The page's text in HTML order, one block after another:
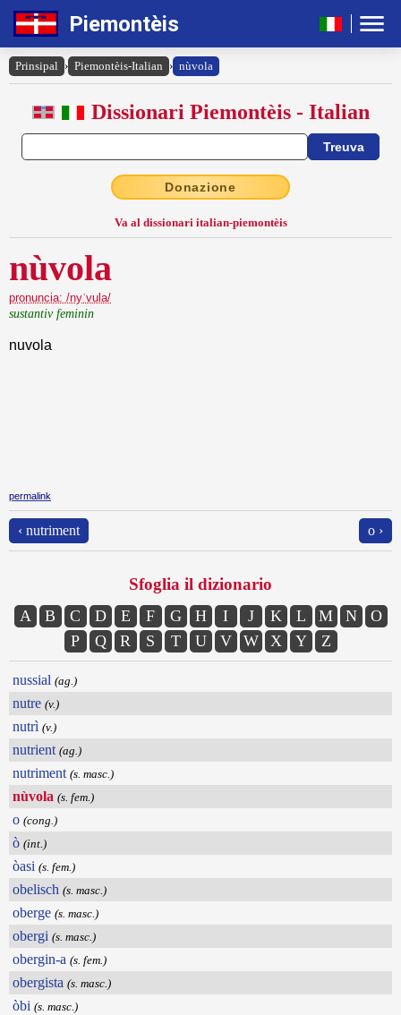
Piemontèis
Prinsipal › Piemontèis-Italian › nùvola
Dissionari Piemontèis - Italian
Donazione
Va al dissionari italian-piemontèis
nùvola
pronuncia: /nyˈvula/
sustantiv feminin
nuvola
permalink
‹ nutriment o ›
Sfoglia il dizionario
A B C D E F G H I J K L M N
O
P
Q R S T U V W X Y Z
nussial (ag.)
nutre (v.)
nutrì (v.)
nutrient (ag.)
nutriment (s. masc.)
nùvola (s. fem.)
o (cong.)
ò (int.)
òasi (s. fem.)
obelisch (s. masc.)
oberge (s. masc.)
obergi (s. masc.)
obergin-a (s. fem.)
obergista (s. masc.)
òbi (s. masc.)